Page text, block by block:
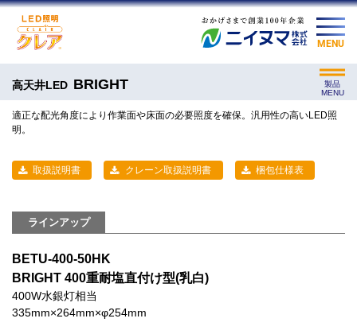
MENU
高天井LED BRIGHT
製品
MENU
適正な配光角度により作業面や床面の必要照度を確保。汎用性の高いLED照
明。
取扱説明書 クレーン取扱説明書 梱包仕様表
ラインアップ
BETU-400-50HK
BRIGHT 400重耐塩直付け型(乳白)
400W水銀灯相当
335mm×264mm×φ254mm